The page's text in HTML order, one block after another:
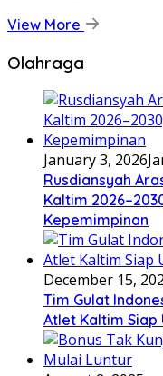
View More
Olahraga
January 3, 2026
Rusdiansyah
Kaltim
Kepemimpinan
December 15,
Tim Gulat
Atlet Kaltim Siap